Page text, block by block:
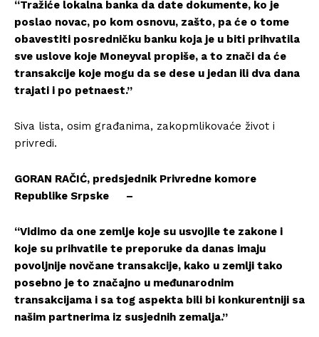
“Tražiće lokalna banka da date dokumente, ko je
poslao novac, po kom osnovu, zašto, pa će o tome
obavestiti posredničku banku koja je u biti prihvatila
sve uslove koje Moneyval propiše, a to znači da će
transakcije koje mogu da se dese u jedan ili dva dana
trajati i po petnaest.”
Siva lista, osim građanima, zakopmlikovaće život i
privredi.
GORAN RAČIĆ, predsjednik Privredne komore
Republike Srpske –
“Vidimo da one zemlje koje su usvojile te zakone i
koje su prihvatile te preporuke da danas imaju
povoljnije novčane transakcije, kako u zemlji tako
posebno je to značajno u međunarodnim
transakcijama i sa tog aspekta bili bi konkurentniji sa
našim partnerima iz susjednih zemalja.”